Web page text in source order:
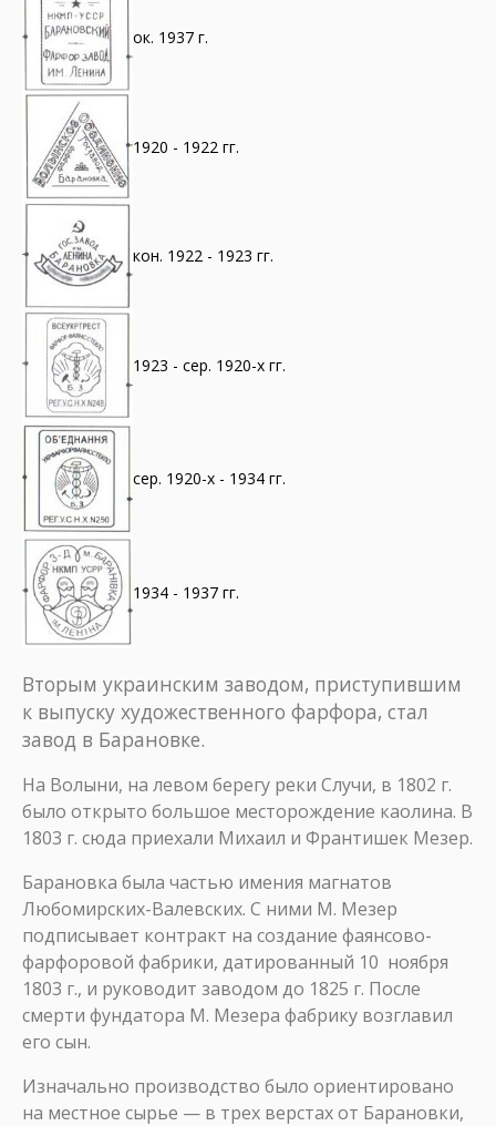
ок. 1937 г.
1920 - 1922 гг.
кон. 1922 - 1923 гг.
1923 - сер. 1920-х гг.
сер. 1920-х - 1934 гг.
1934 - 1937 гг.
Вторым украинским заводом, приступившим
к выпуску художественного фарфора, стал
завод в Барановке.
На Волыни, на левом берегу реки Случи, в 1802 г.
было открыто большое месторождение каолина. В
1803 г. сюда приехали Михаил и Франтишек Мезер.
Барановка была частью имения магнатов
Любомирских-Валевских. С ними М. Мезер
подписывает контракт на создание фаянсово-
фарфоровой фабрики, датированный 10 ноября
1803 г., и руководит заводом до 1825 г. После
смерти фундатора М. Мезера фабрику возглавил
его сын.
Изначально производство было ориентировано
на местное сырье — в трех верстах от Барановки,